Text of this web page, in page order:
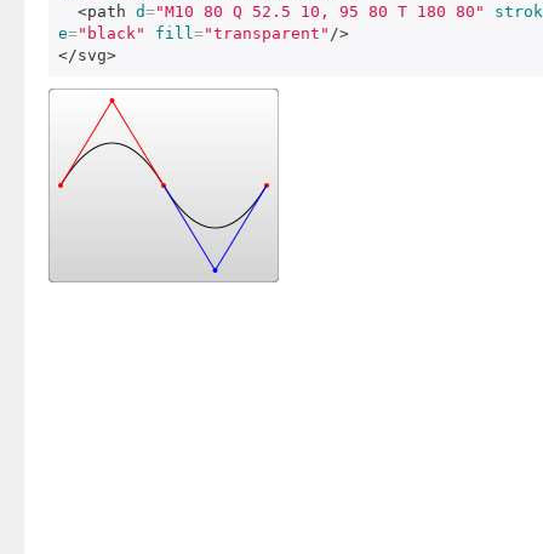
<path d="M10 80 Q 52.5 10, 95 80 T 180 80"
strok
e="black" fill="transparent" />
</svg>